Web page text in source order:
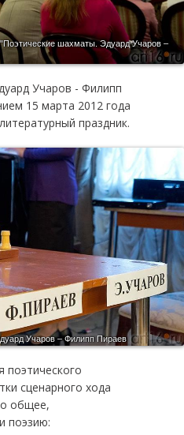
шахматы. Эдуард Учаров –
Учаров - Филипп
15 марта 2012 года
праздник.
Учаров – Филипп Пираев
поэтического
сценарного хода
общее,
поэзию: